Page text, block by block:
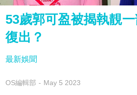
53歲郭可盈被揭執靚
復出？
最新娛聞
OS編輯部 May 5 2023